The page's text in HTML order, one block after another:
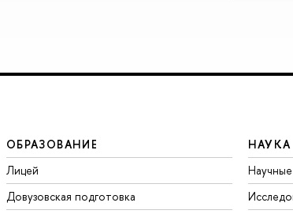
ОБРАЗОВАНИЕ
Лицей
Довузовская подготовка
НАУКА